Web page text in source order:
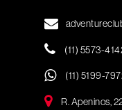
(11) 5573-
(11) 5199-
R. Apeninos,